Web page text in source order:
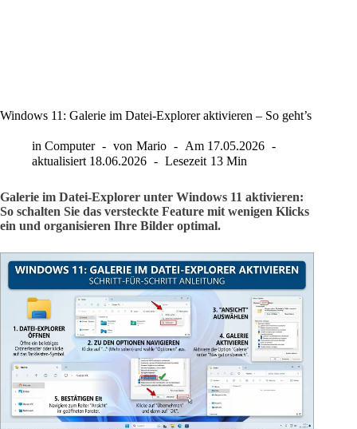
Windows 11: Galerie im Datei-Explorer aktivieren – So geht’s
in Computer von Mario Am 17.05.2026
aktualisiert 18.06.2026 Lesezeit 13 Min
Galerie im Datei-Explorer unter Windows 11 aktivieren:
So schalten Sie das versteckte Feature mit wenigen Klicks
ein und organisieren Ihre Bilder optimal.